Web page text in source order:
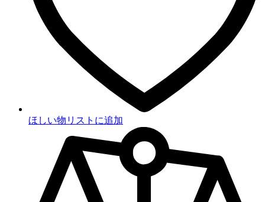
ほしい物リストに追加